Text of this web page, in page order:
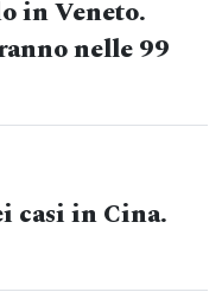
in Veneto.
nelle 99
casi in Cina.